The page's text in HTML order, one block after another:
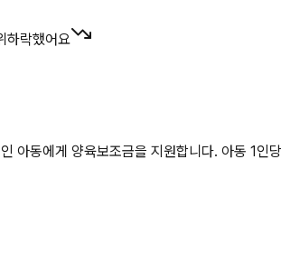
하락했어요
아동에게 양육보조금을 지원합니다. 아동 1